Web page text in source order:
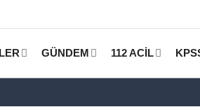
GÜNDEM 112 ACİL